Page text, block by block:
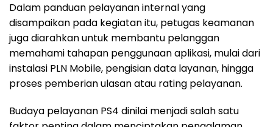
Dalam panduan pelayanan internal yang
disampaikan pada kegiatan itu, petugas keamanan
juga diarahkan untuk membantu pelanggan
memahami tahapan penggunaan aplikasi, mulai dari
instalasi PLN Mobile, pengisian data layanan, hingga
proses pemberian ulasan atau rating pelayanan.
Budaya pelayanan PS4 dinilai menjadi salah satu